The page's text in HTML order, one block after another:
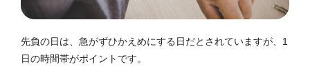
先負の日は、急がずひかえめにする日だとされていますが、1
日の時間帯がポイントです。